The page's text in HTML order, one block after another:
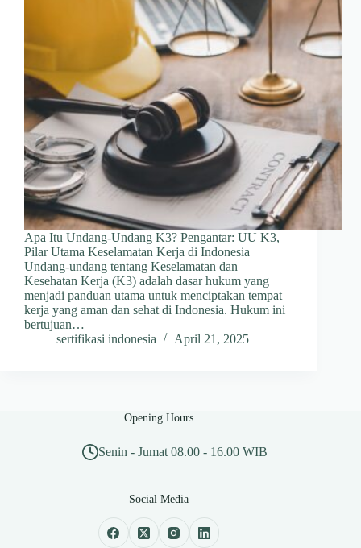
Apa Itu Undang-Undang K3? Pengantar: UU K3,
Pilar Utama Keselamatan Kerja di Indonesia
Undang-undang tentang Keselamatan dan
Kesehatan Kerja (K3) adalah dasar hukum yang
menjadi panduan utama untuk menciptakan tempat
kerja yang aman dan sehat di Indonesia. Hukum ini
bertujuan…
sertifikasi indonesia
April 21, 2025
Opening Hours
Senin - Jumat 08.00 - 16.00 WIB
Social Media